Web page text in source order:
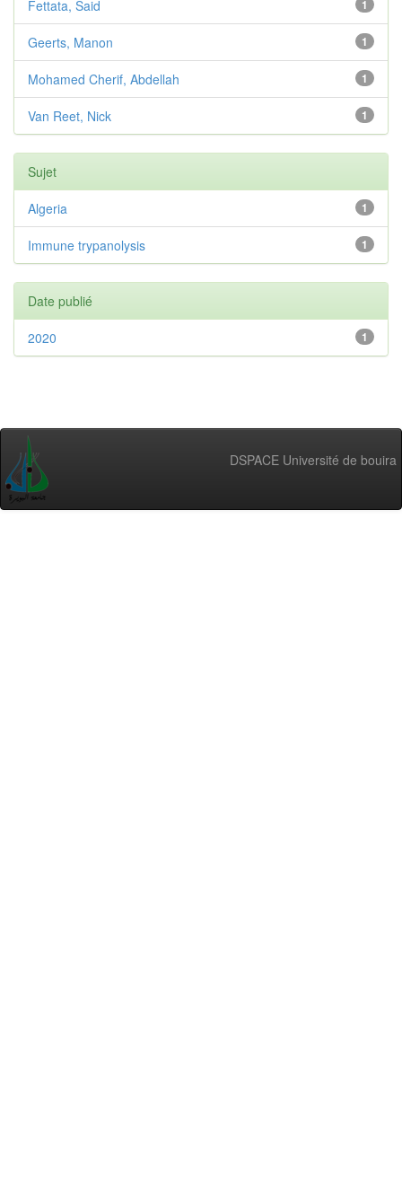
1
Fettata, Said
1
Geerts, Manon
1
Mohamed Cherif, Abdellah
1
Van Reet, Nick
Sujet
1
Algeria
1
Immune trypanolysis
Date publié
1
2020
DSPACE Université de bouira